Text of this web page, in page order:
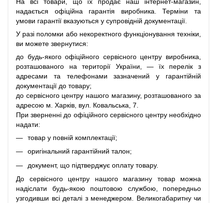
надається офіційна гарантія виробника. Терміни та
умови гарантії вказуються у супровідній документації.
У разі поломки або некоректного функціонування техніки,
ви можете звернутися:
до будь-якого офіційного сервісного центру виробника,
розташованого на території України, — їх перелік з
адресами та телефонами зазначений у гарантійній
документації до товару;
до сервісного центру нашого магазину, розташованого за
адресою м. Харків, вул. Ковальська, 7.
При зверненні до офіційного сервісного центру необхідно
надати:
товар у повній комплектації;
оригінальний гарантійний талон;
документ, що підтверджує оплату товару.
До сервісного центру нашого магазину товар можна
надіслати будь-якою поштовою службою, попередньо
узгодивши всі деталі з менеджером. Великогабаритну чи